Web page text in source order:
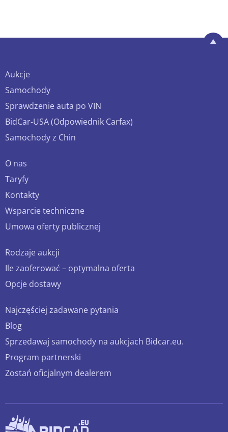
Aukcje
Samochody
Sprawdzenie auta po VIN
BidCar-USA (Odpowiednik Carfax)
Samochody z Chin
O nas
Taryfy
Kontakty
Wsparcie techniczne
Umowa oferty publicznej
Rodzaje aukcji
Ile zaoferować – optymalna oferta
Opcje dostawy
Najczęściej zadawane pytania
Blog
Sprzedawaj samochody na aukcjach Bidcar.eu.
Program partnerski
Zostań oficjalnym dealerem